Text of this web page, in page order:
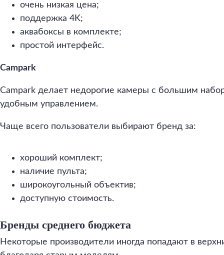
очень низкая цена;
поддержка 4K;
аквабоксы в комплекте;
простой интерфейс.
Campark
Campark делает недорогие камеры с большим
удобным управлением.
Чаще всего пользователи выбирают бренд за:
хороший комплект;
наличие пульта;
широкоугольный объектив;
доступную стоимость.
Бренды среднего бюджета
Некоторые производители иногда попадают в